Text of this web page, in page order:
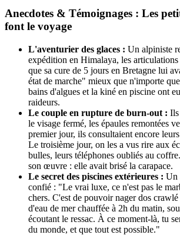
Anecdotes & Témoignages : Les
font le voyage
L'aventurier des glaces : Un alpiniste
expédition en Himalaya, les
que sa cure de 5 jours en Bretagne lui
état de marche" mieux que n'importe
bains d'algues et la kiné en piscine ont
raideurs.
Le couple en rupture de burn-out : Ils
le visage fermé, les épaules remontées
premier jour, ils consultaient encore
Le troisième jour, on les a vus rire aux
bulles, leurs téléphones oubliés au
son œuvre : elle avait brisé la carapace.
Le secret des piscines extérieures : Un
confié : "Le vrai luxe, ce n'est pas le
chers. C'est de pouvoir nager dos
d'eau de mer chauffée à 2h du matin,
écoutant le ressac. À ce moment-là, tu
du monde, et que tout est possible."